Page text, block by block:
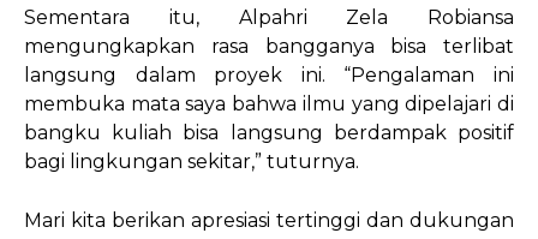
Sementara itu, Alpahri Zela Robiansa
mengungkapkan rasa bangganya bisa terlibat
langsung dalam proyek ini. “Pengalaman ini
membuka mata saya bahwa ilmu yang dipelajari di
bangku kuliah bisa langsung berdampak positif
bagi lingkungan sekitar,” tuturnya.
Mari kita berikan apresiasi tertinggi dan dukungan